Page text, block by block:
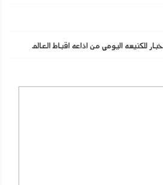
للكنيسه اليومي من اذاعه اقباط العالم